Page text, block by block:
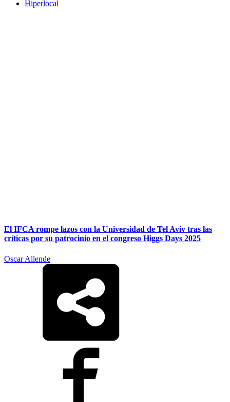
Hiperlocal
El IFCA rompe lazos con la Universidad de Tel Aviv tras las
críticas por su patrocinio en el congreso Higgs Days 2025
Oscar Allende